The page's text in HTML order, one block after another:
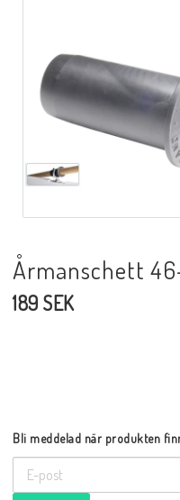
Årmanschett
189 SEK
Bli meddelad när produkten